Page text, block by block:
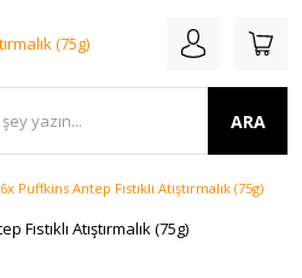
ARA
6x Puffkins Antep Fıstıklı Atıştırmalık (75g)